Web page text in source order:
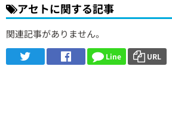
アセトに関する記事
関連記事がありません。
Line URL